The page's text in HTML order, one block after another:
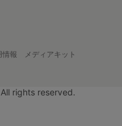
情報 メディアキット
rights reserved.